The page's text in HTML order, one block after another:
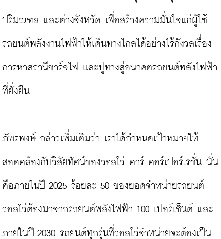
ปริมณฑล และต่างจังหวัด เพื่อสร้างความมั่นใจแก่ผู้ใช้
รถยนต์พลังงานไฟฟ้าให้เดินทางไกลได้อย่างไร้กังวลเรื่อง
การหาสถานีชาร์จไฟ และปูทางสู่อนาคตรถยนต์พลังไฟฟ้า
ที่ยั่งยืน
ภัทรพงษ์ กล่าวเพิ่มเติมว่า เราได้กำหนดเป้าหมายให้
สอดคล้องกับวิสัยทัศน์ของวอลโว่ คาร์ คอร์เปอร์เรชั่น นั่น
คือภายในปี 2025 ร้อยละ 50 ของยอดจำหน่ายรถยนต์
วอลโว่ต้องมาจากรถยนต์พลังไฟฟ้า 100 เปอร์เซ็นต์ และ
ภายในปี 2030 รถยนต์ทุกรุ่นที่วอลโว่จำหน่ายจะต้องเป็น